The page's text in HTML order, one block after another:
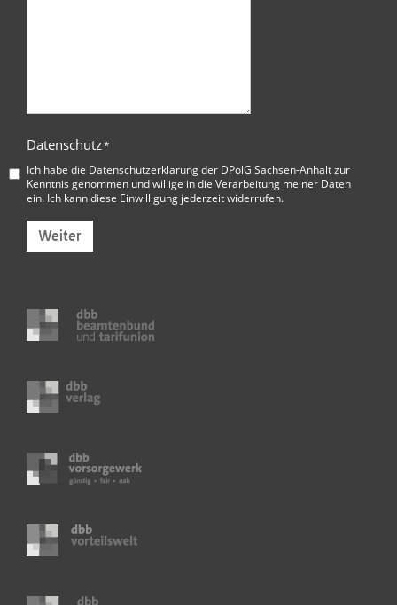
Datenschutz*
Ich habe die Datenschutzerklärung der DPolG Sachsen-Anhaltzur
Kenntnis genommen und willige in die Verarbeitung meiner Daten
ein. Ich kann diese Einwilligung jederzeit widerrufen.
Weiter